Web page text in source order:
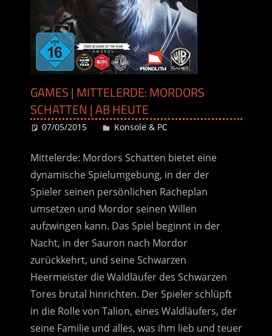
GAMES | MITTELERDE: MORDORS
SCHATTEN | AB HEUTE
07/05/2015 Desiree
Konsole & PC
Mittelerde: Mordors Schatten bietet eine
dynamische Spielumgebung, in der der
Spieler seinen persönlichen Racheplan
umsetzen und Mordor seinen Willen
aufzwingen kann. Das Spiel beginnt in der
Nacht, in der Sauron nach Mordor
zurückkehrt, und seine Schwarzen
Heermeister die Waldläufer des Schwarzen
Tores brutal hinrichten. Der Spieler schlüpft
in die Rolle von Talion, eines Waldläufers, der
seine Familie und alles, was ihm lieb und teuer